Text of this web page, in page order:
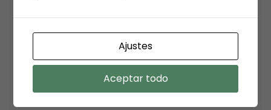
Ajustes
Aceptar todo